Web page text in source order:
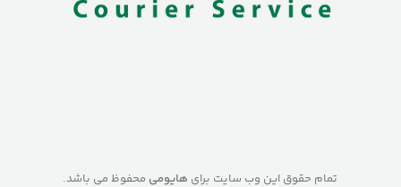
تمام حقوق این وب سایت برای هایومی محفوظ می باشد.